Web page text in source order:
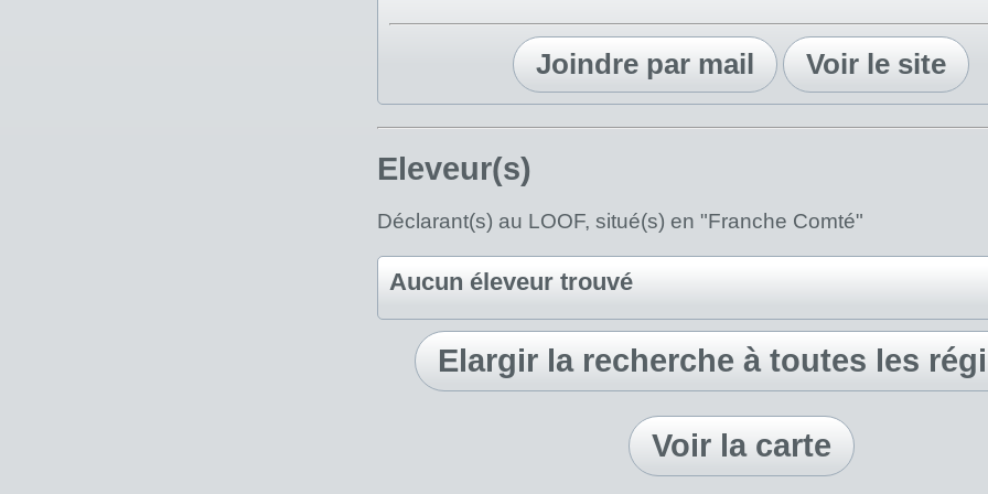
Joindre par mail Voir le site
Eleveur(s)
Déclarant(s) au LOOF, situé(s) en "Franche Comté"
Aucun éleveur trouvé
Elargir la recherche à toutes les
Voir la carte